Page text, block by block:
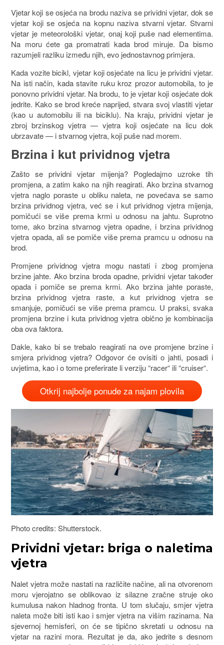
Vjetar koji se osjeća na brodu naziva se prividni vjetar, dok se
vjetar koji se osjeća na kopnu naziva stvarni vjetar. Stvarni
vjetar je meteorološki vjetar, onaj koji puše nad elementima.
Na moru ćete ga promatrati kada brod miruje. Da bismo
razumjeli razliku između njih, evo jednostavnog primjera.
Kada vozite bicikl, vjetar koji osjećate na licu je prividni vjetar.
Na isti način, kada stavite ruku kroz prozor automobila, to je
ponovno prividni vjetar. Na brodu, to je vjetar koji osjećate dok
jedrite. Kako se brod kreće naprijed, stvara svoj vlastiti vjetar
(kao u automobilu ili na biciklu). Na kraju, prividni vjetar je
zbroj brzinskog vjetra — vjetra koji osjećate na licu dok
ubrzavate — i stvarnog vjetra, koji puše nad morem.
Brzina i kut prividnog vjetra
Zašto se prividni vjetar mijenja? Pogledajmo uzroke tih
promjena, a zatim kako na njih reagirati. Ako brzina stvarnog
vjetra naglo poraste u obliku naleta, ne povećava se samo
brzina prividnog vjetra, već se i kut prividnog vjetra mijenja,
pomičući se više prema krmi u odnosu na jahtu. Suprotno
tome, ako brzina stvarnog vjetra opadne, i brzina prividnog
vjetra opada, ali se pomiče više prema pramcu u odnosu na
brod.
Promjene prividnog vjetra mogu nastati i zbog promjena
brzine jahte. Ako brzina broda opadne, prividni vjetar također
opada i pomiče se prema krmi. Ako brzina jahte poraste,
brzina prividnog vjetra raste, a kut prividnog vjetra se
smanjuje, pomičući se više prema pramcu. U praksi, svaka
promjena brzine i kuta prividnog vjetra obično je kombinacija
oba ova faktora.
Dakle, kako bi se trebalo reagirati na ove promjene brzine i
smjera prividnog vjetra? Odgovor će ovisiti o jahti, posadi i
uvjetima, kao i o tome preferirate li verziju “racer“ ili “cruiser“.
Otkrij najbolje ponude za najam plovila
Photo credits: Shutterstock.
Prividni vjetar: briga o naletima
vjetra
Nalet vjetra može nastati na različite načine, ali na otvorenom
moru vjerojatno se oblikovao iz silazne zračne struje oko
kumulusa nakon hladnog fronta. U tom slučaju, smjer vjetra
naleta može biti isti kao i smjer vjetra na višim razinama. Na
sjevernoj hemisferi, on će se tipično skretati u odnosu na
vjetar na razini mora. Rezultat je da, ako jedrite s desnom